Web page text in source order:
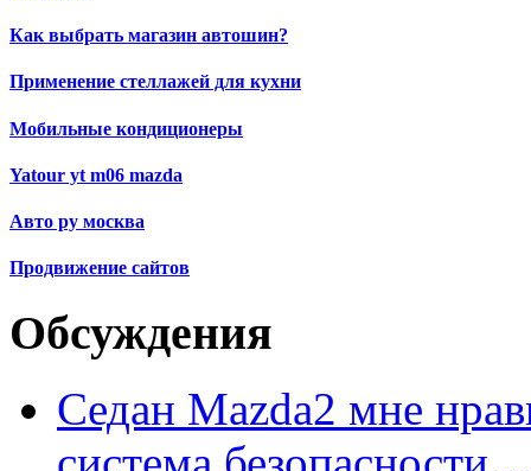
Как выбрать магазин автошин?
Применение стеллажей для кухни
Мобильные кондиционеры
Yatour yt m06 mazda
Авто ру москва
Продвижение сайтов
Обсуждения
Седан Mazda2 мне